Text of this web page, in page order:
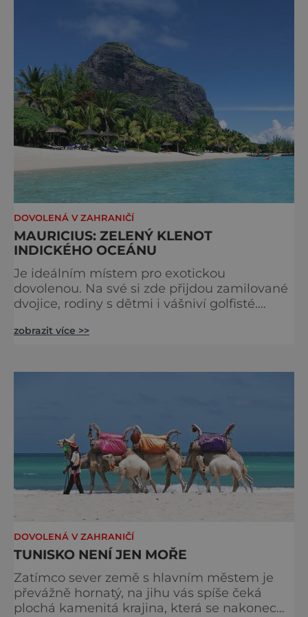
DOVOLENÁ V ZAHRANIČÍ
MAURICIUS: ZELENÝ KLENOT
INDICKÉHO OCEÁNU
Je ideálním místem pro exotickou
dovolenou. Na své si zde přijdou zamilované
dvojice, rodiny s dětmi i vášniví golfisté.
nebo do ní zakomponovat sousední ostrov
zobrazit více >>
DOVOLENÁ V ZAHRANIČÍ
TUNISKO NENÍ JEN MOŘE
Zatímco sever země s hlavním městem je
převážně hornatý, na jihu vás spíše čeká
plochá kamenitá krajina, která se nakonec